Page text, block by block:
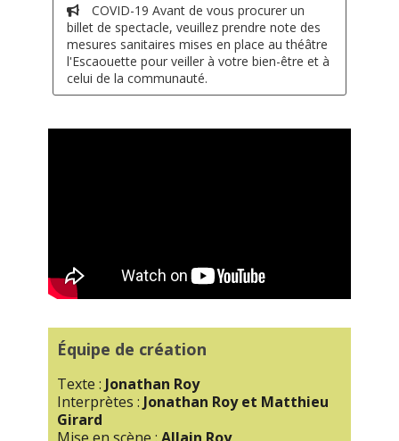
COVID-19 Avant de vous procurer un
billet de spectacle, veuillez prendre note des
mesures sanitaires mises en place au théâtre
l'Escaouette pour veiller à votre bien-être et à
celui de la communauté.
Équipe de création
Texte : Jonathan Roy
Interprètes : Jonathan Roy et Matthieu
Girard